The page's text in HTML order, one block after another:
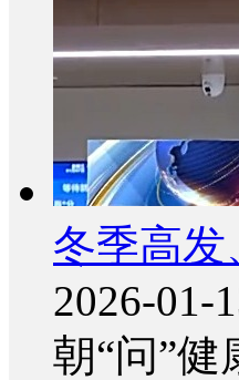
冬季高
2026-01-
朝“问”